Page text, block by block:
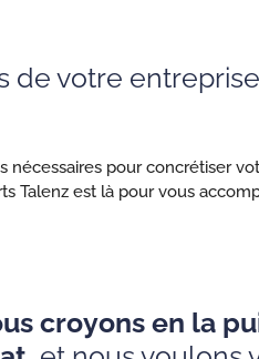
de votre
pour concrétiser
Talenz est là pour vous
croyons en la